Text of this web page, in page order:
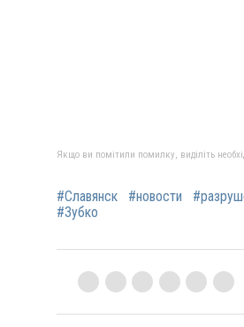
Якщо ви помітили помилку, виділіть
#Славянск #новости
#Зубко